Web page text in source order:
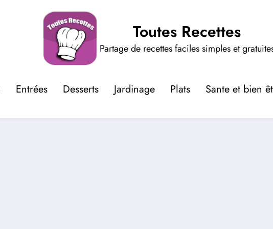
Toutes Recettes
Partage de recettes faciles simples et
Entrées Desserts Jardinage Plats Sante et bien